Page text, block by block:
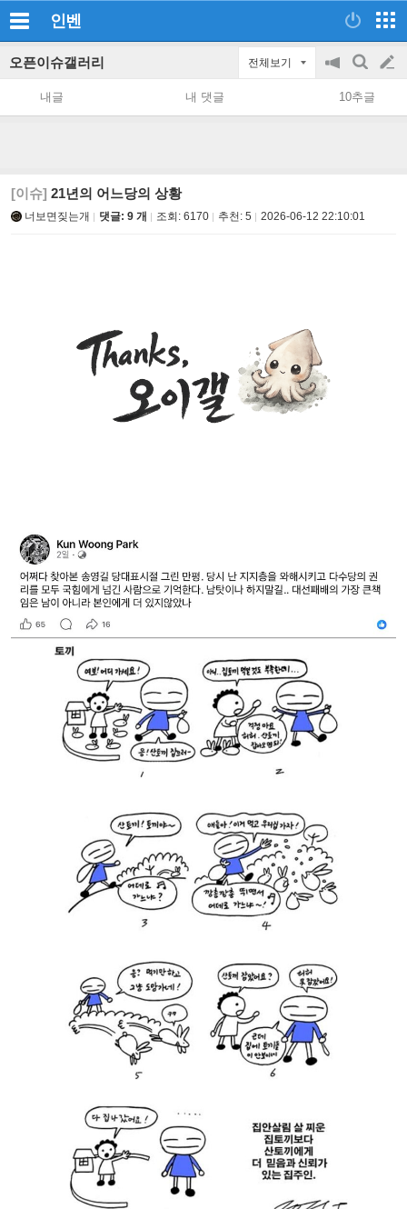
인벤
오픈이슈갤러리 전체보기
공
지
on/off
검
색
글
쓰
내글 내 댓글 10추글
[이슈] 21년의 어느당의 상황
너보면짖는개 댓글: 9 개 조회: 6170 추천: 5 2026-06-12 22:10:01